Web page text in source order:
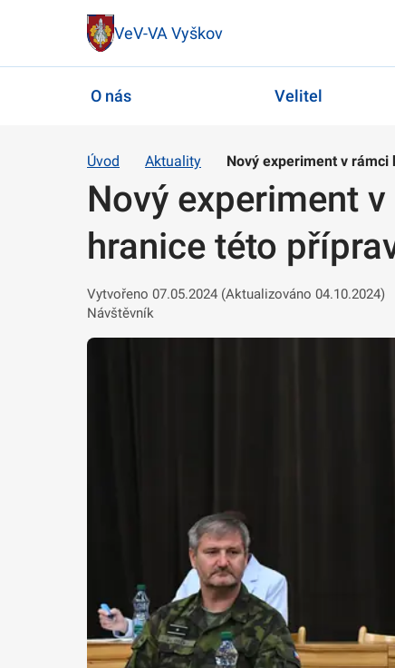
VeV-VA Vyškov
O nás Velitel
Úvod Aktuality Nový experiment v
Nový experiment
hranice této
Vytvořeno 07.05.2024 (Aktualizováno 04.10.2024)
Návštěvník